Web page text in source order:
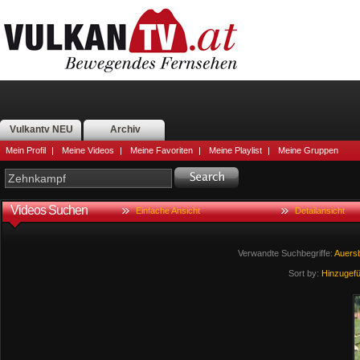
Vulkantv NEU Archiv
Mein Profil | Meine Videos | Meine Favoriten | Meine Playlist | Meine Gruppen
Videos Suchen Einfache Ansicht Detailansicht
Verwandte Suchbegriffe:
Sort by: